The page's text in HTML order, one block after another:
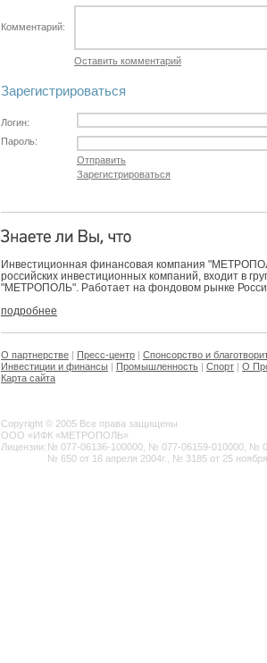
Комментарий:
Оставить комментарий
Зарегистрироваться
Логин:
Пароль:
Отправить
Зарегистрироваться
Инвестиционная финансовая компания
российских инвестиционных компаний, входит в
"МЕТРОПОЛЬ". Работает на фондовом рынке
подробнее
О партнерстве | Пресс-центр | Спонсорство и
Инвестиции и финансы | Промышленность | Спорт | О
Карта сайта
Copyright © 2005 Все права защищены
ООО «ИФК «МЕТРОПОЛЬ»
Лицензии: № 077-06136-100000, № 077-06159-010000, №
№ 650 от 16 апреля 2004г., № 3185 от 25